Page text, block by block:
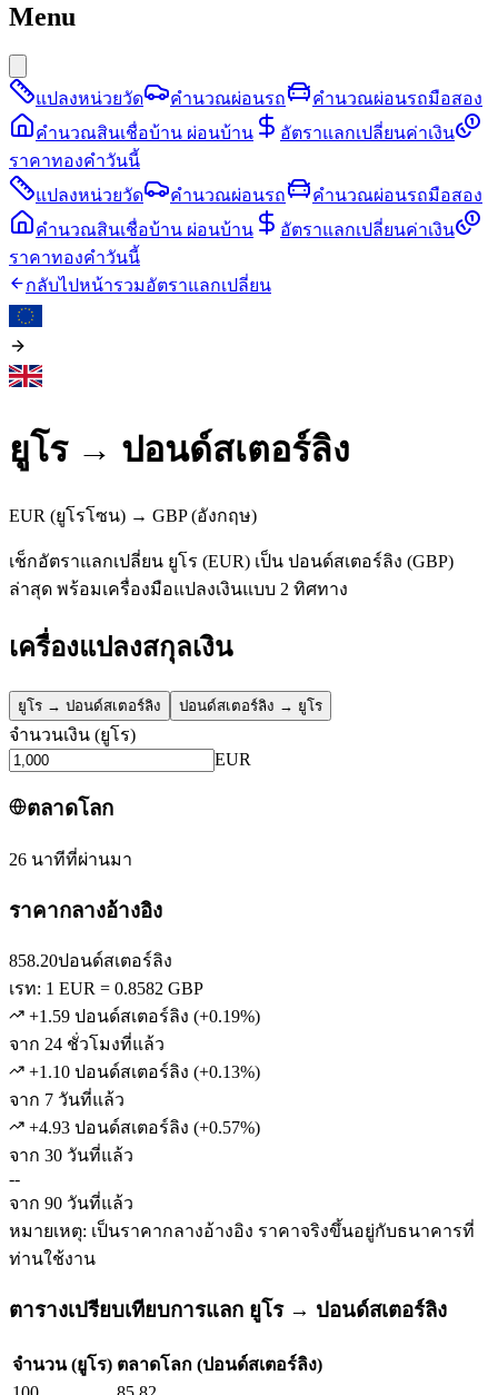
Menu
แปลงหน่วยวัด คำนวณผ่อนรถ
คำนวณผ่อนรถมือสอง
คำนวณสินเชื่อบ้าน ผ่อนบ้าน
อัตราแลกเปลี่ยนค่าเงิน
ราคาทองคำวันนี้
แปลงหน่วยวัด
คำนวณผ่อนรถ
คำนวณผ่อนรถมือสอง
คำนวณสินเชื่อบ้าน ผ่อนบ้าน
อัตราแลกเปลี่ยนค่าเงิน
ราคาทองคำวันนี้
กลับไปหน้ารวมอัตราแลกเปลี่ยน
ยูโร→ ปอนด์สเตอร์ลิง
EUR (ยูโรโซน) → GBP(อังกฤษ)
เช็กอัตราแลกเปลี่ยน ยูโร (EUR) เป็น ปอนด์สเตอร์ลิง (GBP)
ล่าสุด พร้อมเครื่องมือแปลงเงินแบบ 2 ทิศทาง
เครื่องแปลงสกุลเงิน
ยูโร → ปอนด์สเตอร์ลิง ปอนด์สเตอร์ลิง → ยูโร
จำนวนเงิน (ยูโร)
EUR
ตลาดโลก
26 นาทีที่ผ่านมา
ราคากลางอ้างอิง
858.20ปอนด์สเตอร์ลิง
เรท: 1 EUR = 0.8582 GBP
+1.59 ปอนด์สเตอร์ลิง (+0.19%)
จาก 24 ชั่วโมงที่แล้ว
+1.10 ปอนด์สเตอร์ลิง (+0.13%)
จาก 7 วันที่แล้ว
+4.93 ปอนด์สเตอร์ลิง (+0.57%)
จาก 30 วันที่แล้ว
--
จาก 90 วันที่แล้ว
หมายเหตุ: เป็นราคากลางอ้างอิง ราคาจริงขึ้นอยู่กับธนาคารที่
ท่านใช้งาน
ตารางเปรียบเทียบการแลก ยูโร → ปอนด์สเตอร์ลิง
จำนวน (ยูโร) ตลาดโลก (ปอนด์สเตอร์ลิง)